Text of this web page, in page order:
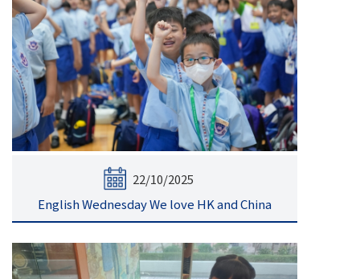
22/10/2025
English Wednesday We love HK and China